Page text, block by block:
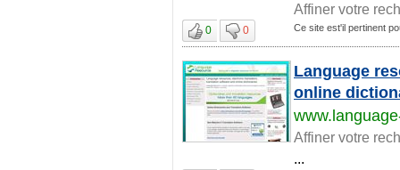
Affiner votre
0 0 Ce site est'il pertinent
Language
online
Affiner votre
...